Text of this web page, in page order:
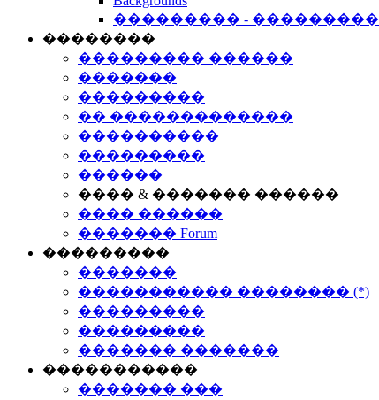
��������� - ���������
��������
��������� ������
�������
���������
�� �������������
����������
���������
������
���� & ������� ������
���� ������
������� Forum
���������
�������
����������� �������� (*)
���������
���������
������� �������
�����������
������� ���